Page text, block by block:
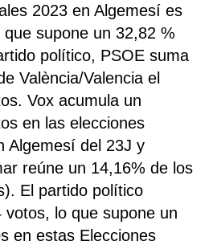
2023 en Algemesí es
supone un 32,82 %
político, PSOE suma
València/Valencia el
Vox acumula un
en las elecciones
Algemesí del 23J y
reúne un 14,16% de los
El partido político
votos, lo que supone un
en estas Elecciones